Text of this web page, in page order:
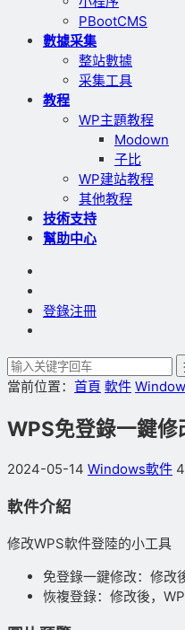
PBootCMS
數據采集
整站數據
采集工具
教程
WP主題教程
Modown
子比
WP建站教程
其他教程
技術支持
幫助中心
登錄注冊
當前位置： 首頁 軟件
WPS免登錄一鍵
2024-05-14 Windows軟件
軟件介紹
修改WPS軟件登陸的小工具
免登錄一鍵修改：修改
恢複登錄：修改後，